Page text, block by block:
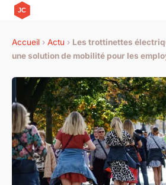
Accueil › Actu › Les trottinettes
une solution de mobilité pour les